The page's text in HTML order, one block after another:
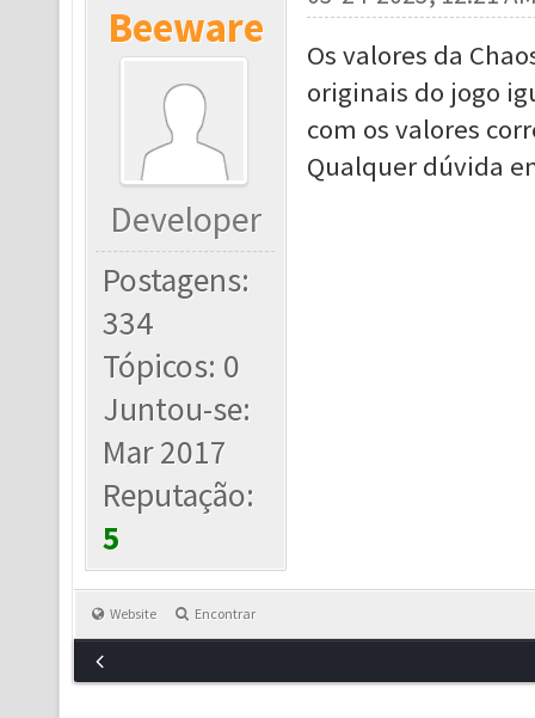
Beeware
Developer
Postagens:
334
Tópicos: 0
Juntou-se:
Mar 2017
Reputação:
5
Os valores da
originais do jogo
com os valores
Qualquer dúvida
Website Encontrar